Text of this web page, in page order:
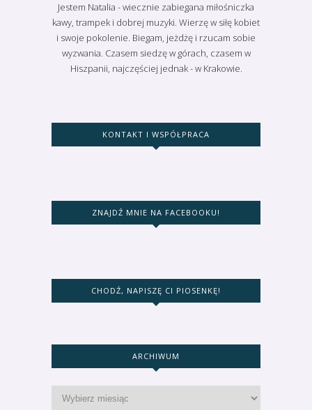
Jestem Natalia - wiecznie zabiegana miłośniczka
kawy, trampek i dobrej muzyki. Wierzę w siłę kobiet
i swoje pokolenie. Biegam, jeżdżę i rzucam sobie
wyzwania. Czasem siedzę w górach, czasem w
Hiszpanii, najczęściej jednak - w Krakowie.
KONTAKT I WSPÓŁPRACA
ZNAJDŹ MNIE NA FACEBOOKU!
CHODŹ, NAPISZĘ CI PIOSENKĘ!
ARCHIWUM